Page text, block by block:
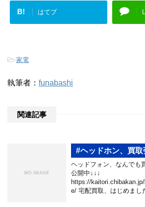
B! はてブ
-家電
執筆者： funabashi
関連記事
#ヘッドホン、買取
ヘッドフォン、なんでも
公開中↓↓↓
https://
e/ 宅配買取、はじめまし